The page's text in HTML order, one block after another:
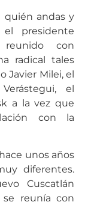
quién andas y
presidente
con
radical tales
Javier Milei, el
el
a la vez que
con la
unos años
diferentes.
Cuscatlán
se reunía con